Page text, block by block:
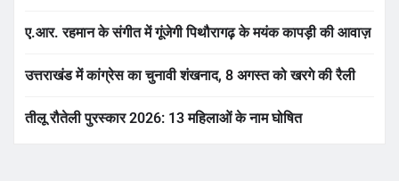
ए.आर. रहमान के संगीत में गूंजेगी पिथौरागढ़ के मयंक कापड़ी की आवाज़
उत्तराखंड में कांग्रेस का चुनावी शंखनाद, 8 अगस्त को खरगे की रैली
तीलू रौतेली पुरस्कार 2026: 13 महिलाओं के नाम घोषित